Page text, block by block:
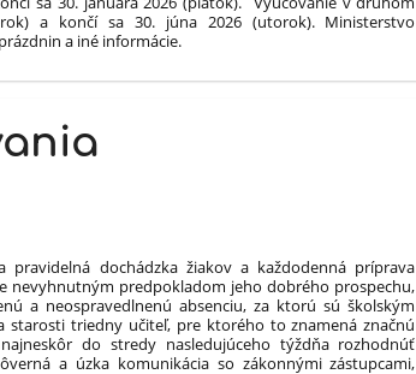
a končí sa 30. júna 2026 (utorok). Ministerstvo
a iné informácie.
dochádzka žiakov a každodenná príprava
nevyhnutným predpokladom jeho dobrého prospechu,
a neospravedlnenú absenciu, za ktorú sú školským
starosti triedny učiteľ, pre ktorého to znamená značnú
do stredy nasledujúceho týždňa rozhodnúť
a úzka komunikácia so zákonnými zástupcami,